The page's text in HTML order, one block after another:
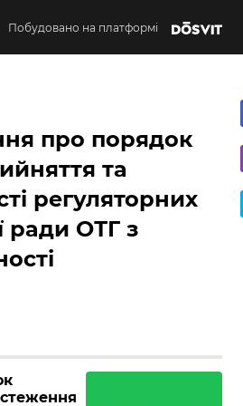
Побудовано на платформі
про порядок
та
регуляторних
ради ОТГ з